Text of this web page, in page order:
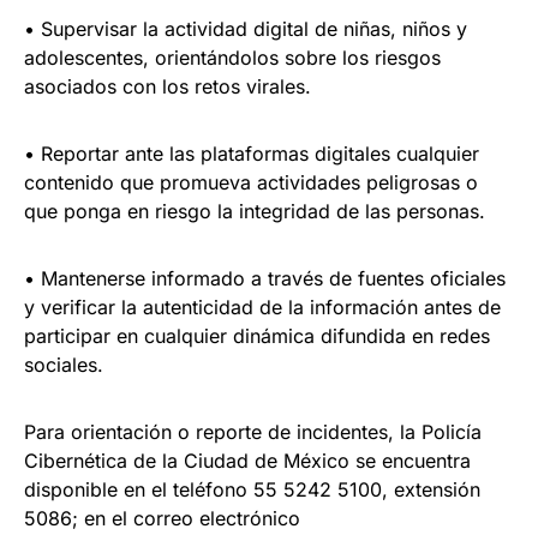
• Supervisar la actividad digital de niñas, niños y
adolescentes, orientándolos sobre los riesgos
asociados con los retos virales.
• Reportar ante las plataformas digitales cualquier
contenido que promueva actividades peligrosas o
que ponga en riesgo la integridad de las personas.
• Mantenerse informado a través de fuentes oficiales
y verificar la autenticidad de la información antes de
participar en cualquier dinámica difundida en redes
sociales.
Para orientación o reporte de incidentes, la Policía
Cibernética de la Ciudad de México se encuentra
disponible en el teléfono 55 5242 5100, extensión
5086; en el correo electrónico